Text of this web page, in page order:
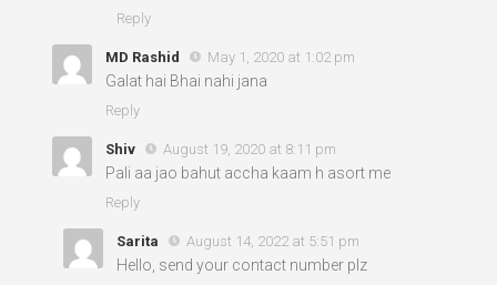
Reply
MD Rashid May 1, 2020 at 1:02 pm
Galat hai Bhai nahi jana
Reply
Shiv August 19, 2020 at 8:11 pm
Pali aa jao bahut accha kaam h asort me
Reply
Sarita August 14, 2022 at 5:51 pm
Hello, send your contact number plz